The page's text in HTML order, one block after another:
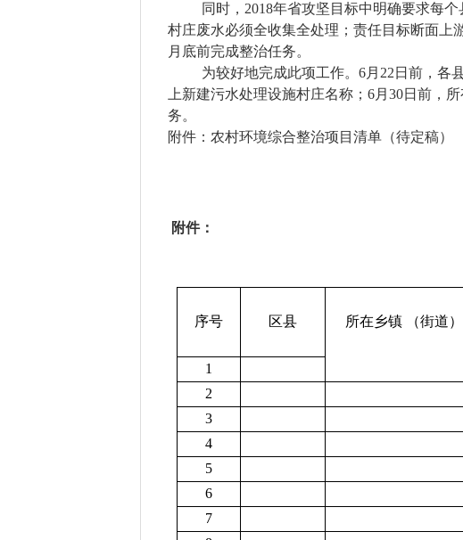
同时， 2018年省攻坚目标中明确要求每
村庄废水必须全收集全处理；责任目标断面上
月底前完成整治任务。
为较好地完成此项工作。 6月22日前，各
上新建污水处理设施村庄名称；6月30日前，
务。
附件： 农村环境综合整治项目清单（待定稿）
附件：
序号 区县 所在乡镇 （街道
1
2
3
4
5
6
7